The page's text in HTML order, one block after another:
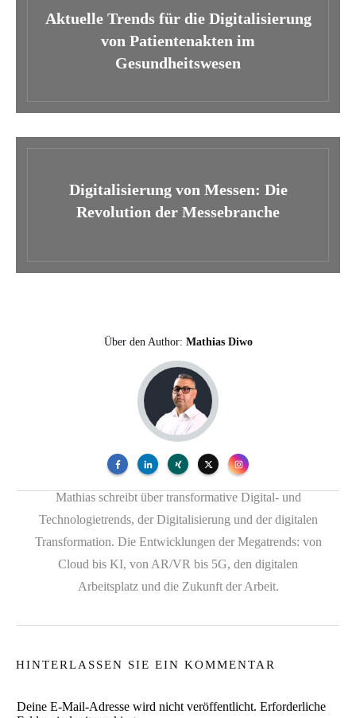
Aktuelle Trends für die Digitalisierung
von Patientenakten im
Gesundheitswesen
Digitalisierung von Messen: Die
Revolution der Messebranche
Über den Author: Mathias Diwo
Mathias schreibt über transformative Digital- und
Technologietrends, der Digitalisierung und der digitalen
Transformation. Die Entwicklungen der Megatrends: von
Cloud bis KI, von AR/VR bis 5G, den digitalen
Arbeitsplatz und die Zukunft der Arbeit.
HINTERLASSEN SIE EIN KOMMENTAR
Deine E-Mail-Adresse wird nicht veröffentlicht. Erforderliche